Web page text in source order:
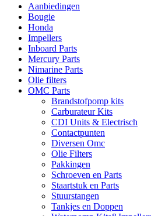
Aanbiedingen
Bougie
Honda
Impellers
Inboard Parts
Mercury Parts
Nimarine Parts
Olie filters
OMC Parts
Brandstofpomp kits
Carburateur Kits
CDI Units & Electrisch
Contactpunten
Diversen Omc
Olie Filters
Pakkingen
Schroeven en Parts
Staartstuk en Parts
Stuurstangen
Tankjes en Doppen